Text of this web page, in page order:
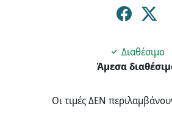
Διαθέσιμο
Άμεσα
Οι τιμές ΔΕΝ